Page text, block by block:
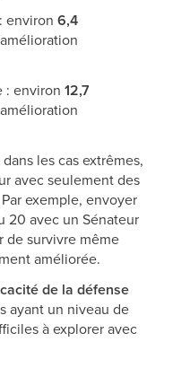
environ 6,4
: environ 12,7
les cas extrêmes,
avec seulement des
exemple, envoyer
20 avec un Sénateur
de survivre même
améliorée.
de la défense
ayant un niveau de
à explorer avec